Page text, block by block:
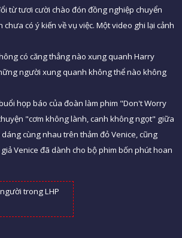
từ tươi cười chào đón đồng nghiệp chuyển
có ý kiến về vụ việc. Một video ghi lại cảnh
có căng thẳng nào xung quanh Harry
người xung quanh không thể nào không
họp báo của đoàn làm phim "Don't Worry
"cơm không lành, canh không ngọt" giữa
cùng nhau trên thảm đỏ Venice, cũng
Venice đã dành cho bộ phim bốn phút hoan